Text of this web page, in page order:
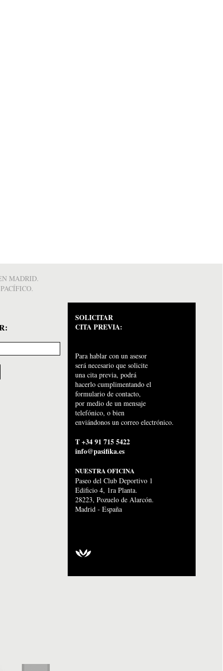
MADRID.
SOLICITAR
CITA PREVIA:
Para hablar con un asesor
será necesario que solicite
una cita previa, podrá
hacerlo cumplimentando el
formulario de contacto,
por medio de un mensaje
telefónico, o bien
enviándonos un correo electrónico.
T +34 91 715 5422
info@pasifika.es
NUESTRA OFICINA
Paseo del Club Deportivo 1
Edificio 4, 1ra Planta.
28223, Pozuelo de Alarcón.
Madrid - España